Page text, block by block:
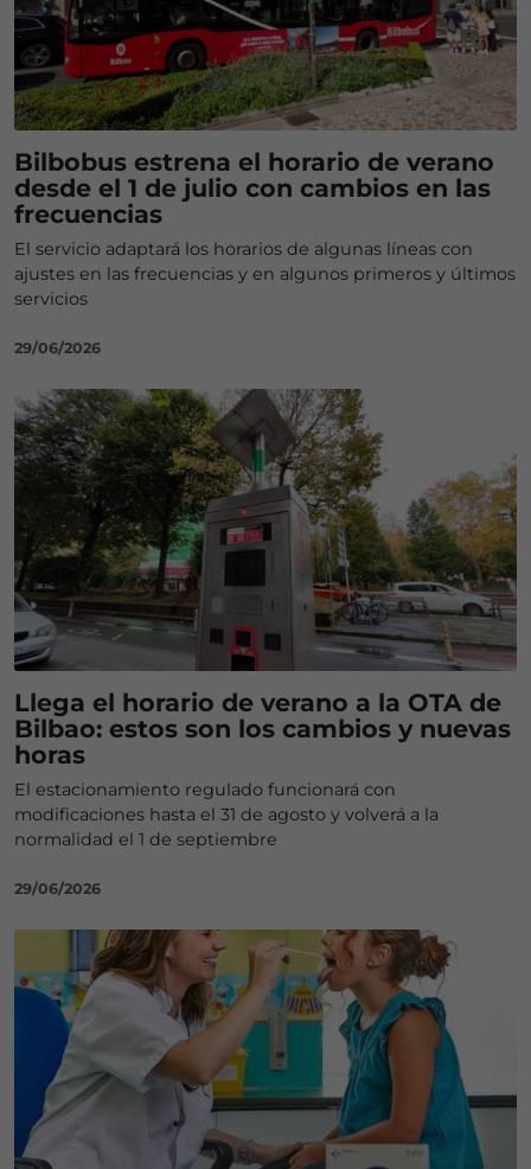
Bilbobus estrena el horario de verano
desde el 1 de julio con cambios en las
frecuencias
El servicio adaptará los horarios de algunas líneas con
ajustes en las frecuencias y en algunos primeros y últimos
servicios
29/06/2026
Llega el horario de verano a la OTA de
Bilbao: estos son los cambios y nuevas
horas
El estacionamiento regulado funcionará con
modificaciones hasta el 31 de agosto y volverá a la
normalidad el 1 de septiembre
29/06/2026